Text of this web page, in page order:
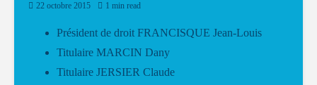
22 octobre 2015 1 min read
Président de droit FRANCISQUE Jean-Louis
Titulaire MARCIN Dany
Titulaire JERSIER Claude